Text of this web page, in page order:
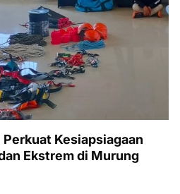
Kesiapsiagaan
Ekstrem di Murung